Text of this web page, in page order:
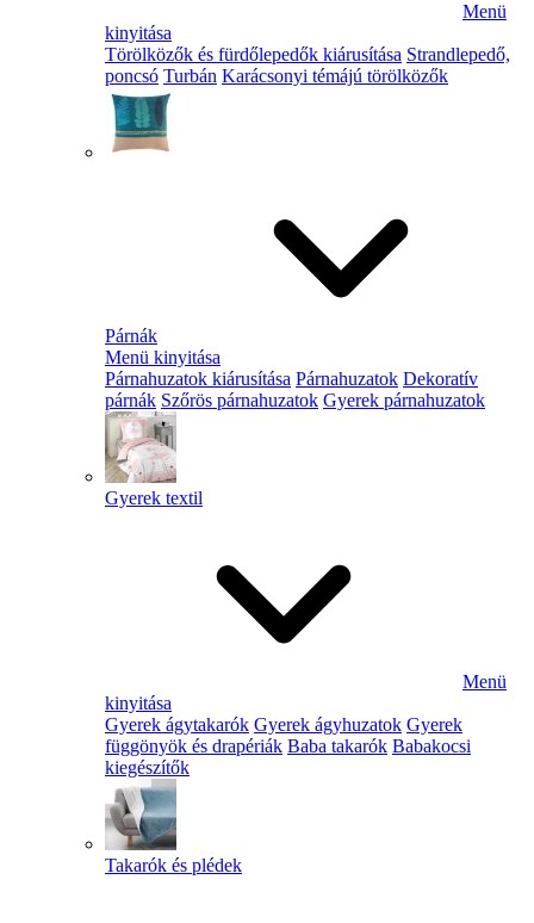
Menü
kinyitása
Törölközők és fürdőlepedők kiárusítása Strandlepedő,
poncsó Turbán Karácsonyi témájú törölközők
Párnák
Menü kinyitása
Párnahuzatok kiárusítása Párnahuzatok Dekoratív
párnák Szőrös párnahuzatok Gyerek párnahuzatok
Gyerek textil
Menü
kinyitása
Gyerek ágytakarók Gyerek ágyhuzatok Gyerek
függönyök és drapériák Baba takarók Babakocsi
kiegészítők
Takarók és plédek